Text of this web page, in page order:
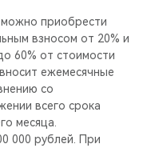
приобрести
взносом от 20% и
60% от стоимости
ежемесячные
со
всего срока
месяца.
000 рублей. При